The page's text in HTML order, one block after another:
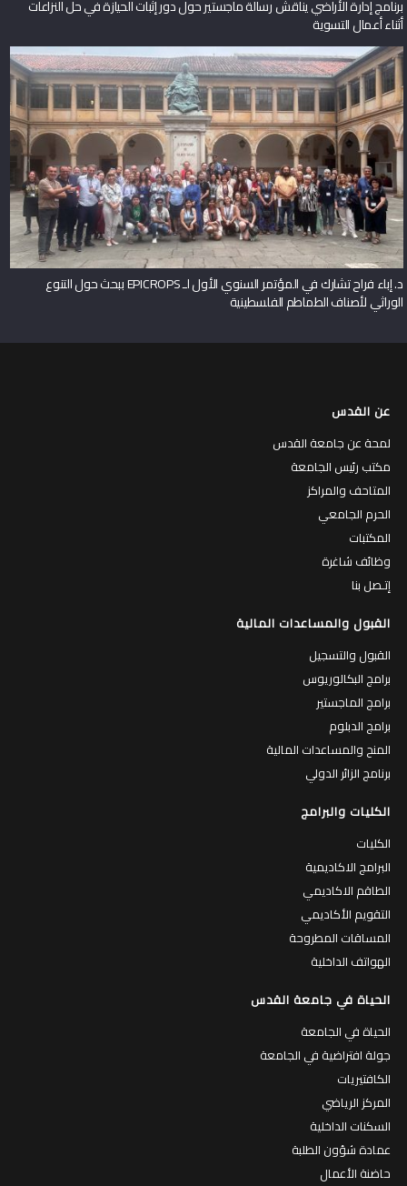
برنامج إدارة الأراضي يناقش رسالة ماجستير حول دور إثبات الحيازة في حل النزاعات
أثناء أعمال التسوية
د. إباء فراح تشارك في المؤتمر السنوي الأول لـ EPICROPS ببحث حول التنوع
الوراثي لأصناف الطماطم الفلسطينية
عن القدس
لمحة عن جامعة القدس
مكتب رئيس الجامعة
المتاحف والمراكز
الحرم الجامعي
المكتبات
وظائف شاغرة
إتـصل بنا
القبول والمساعدات المالية
القبول والتسجيل
برامج البكالوريوس
برامج الماجستير
برامج الدبلوم
المنح والمساعدات المالية
برنامج الزائر الدولي
الكليات والبرامج
الكليات
البرامج الاكاديمية
الطاقم الاكاديمي
التقويم الأكاديمي
المساقات المطروحة
الهواتف الداخلية
الحياة في جامعة القدس
الحياة في الجامعة
جولة افتراضية في الجامعة
الكافتيريات
المركز الرياضي
السكنات الداخلية
عمادة شؤون الطلبة
حاضنة الأعمال